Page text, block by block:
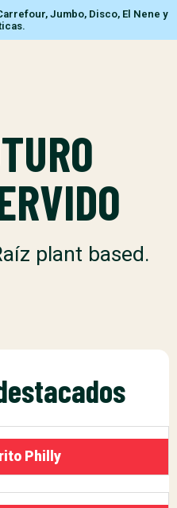
Jumbo, Disco, El Nene y
plant based.
Philly